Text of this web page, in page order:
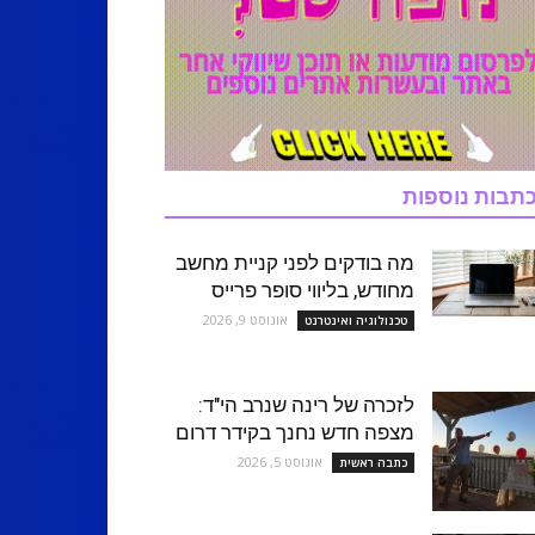
נוספות
מה בודקים לפני קניית מחשב
מחודש, בליווי סופר פרייס
טכנולוגיה ואינטרנט אוגוסט 9, 2026
לזכרה של רינה שנרב הי"ד:
מצפה חדש נחנך בקידר דרום
כתבה ראשית אוגוסט 5, 2026